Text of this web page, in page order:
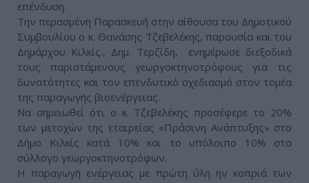
επένδυση.
Την περασμένη Παρασκευή στην αίθουσα του Δημοτικού
Συμβουλίου ο κ. Θανάσης Τζεβελέκης, παρουσία και του
Δημάρχου Κιλκίς., Δημ. Τερζίδη, ενημέρωσε διεξοδικά
τους παριστάμενους γεωργοκτηνοτρόφους για τις
δυνατότητες και τον επενδυτικό σχεδιασμό στον τομέα
της παραγωγής βιοενέργειας.
Να σημειωθεί ότι ο κ. Τζεβελέκης προσέφερε το 20%
των μετοχών της εταιρείας «Πράσινη Ανάπτυξης» στο
Δήμο Κιλκίς κατά 10% και το υπόλοιπο 10% στο
σύλλογο γεωργοκτηνοτρόφων.
Η παραγωγή ενέργειας με πρώτη ύλη ην κοπριά των